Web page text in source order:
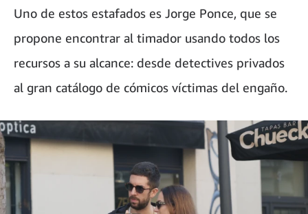
Uno de estos estafados es Jorge Ponce, que se
propone encontrar al timador usando todos los
recursos a su alcance: desde detectives privados
al gran catálogo de cómicos víctimas del engaño.